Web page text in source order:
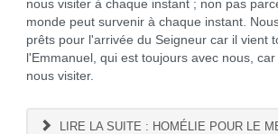
nous visiter à chaque instant ; non pas
monde peut survenir à chaque instant.
prêts pour l'arrivée du Seigneur car il vient
l'Emmanuel, qui est toujours avec nous,
nous visiter.
LIRE LA SUITE : HOMÉLIE POUR LE